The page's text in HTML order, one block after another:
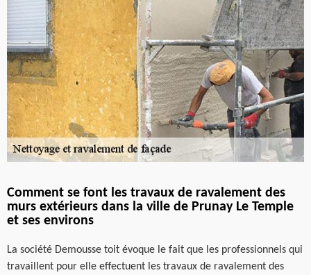
Comment se font les travaux de ravalement des
murs extérieurs dans la ville de Prunay Le Temple
et ses environs
La société Demousse toit évoque le fait que les professionnels qui
travaillent pour elle effectuent les travaux de ravalement des